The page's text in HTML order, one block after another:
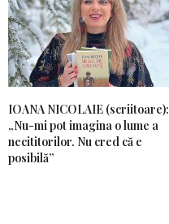
IOANA NICOLAIE (scriitoare):
„Nu-mi pot imagina o lume a
necititorilor. Nu cred că e
posibilă”